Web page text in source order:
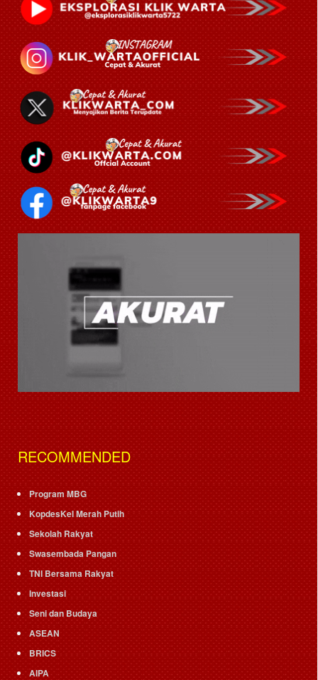
RECOMMENDED
Program MBG
KopdesKel Merah Putih
Sekolah Rakyat
Swasembada Pangan
TNI Bersama Rakyat
Investasi
Seni dan Budaya
ASEAN
BRICS
AIPA